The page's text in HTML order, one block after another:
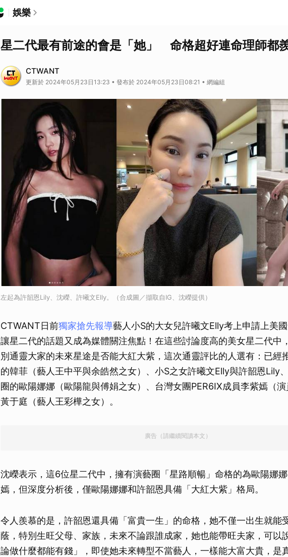
娛樂
星二代最有前途的會是「她」 命格超好連命理師都
CTWANT
更新於 2024年05月23日13:23 • 發布於 2024年05月23日08:21 • 網編組
左起為許韶恩Lily、沈嶸、許曦文Elly。（合成圖／擷取自IG、沈嶸提供）
CTWANT日前獨家搶先報導藝人小S的大女兒許曦文Elly考上申請上美
讓星二代的話題又成為媒體關注焦點！在這些討論度高的美女星二代中
別通靈大家的未來星途是否能大紅大紫，這次通靈評比的人選有：已經
的韓菲（藝人王中平與余皓然之女）、小S之女許曦文Elly與許韶恩Lily
圈的歐陽娜娜（歐陽龍與傅娟之女）、台灣女團PER6IX成員李紫嫣（
黃于庭（藝人王彩樺之女）。
廣告（請繼續閱讀本文）
沈嶸表示，這6位星二代中，擁有演藝圈「星路順暢」命格的為歐陽娜
嫣，但深度分析後，僅歐陽娜娜和許韶恩具備「大紅大紫」格局。
令人羨慕的是，許韶恩還具備「富貴一生」的命格，她不僅一出生就能
蔭，特別生旺父母、家族，未來不論跟誰成家，她也能帶旺夫家，可以
論做什麼都能有錢」，即使她未來轉型不當藝人，一樣能大富大貴，是